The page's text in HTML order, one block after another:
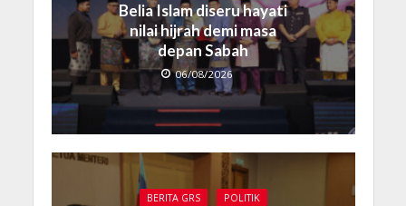
Belia Islam diseru hayati
nilai hijrah demi masa
depan Sabah
06/08/2026
BERITA GRS POLITIK